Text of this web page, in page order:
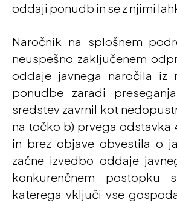
oddaji ponudb in se z njimi
Naročnik na splošnem
neuspešno zaključenem
oddaje javnega naročila iz
ponudbe zaradi
sredstev zavrnil kot
na točko b) prvega odstavka
in brez objave obvestila o
začne izvedbo oddaje
konkurenčnem postopku
katerega vključi vse